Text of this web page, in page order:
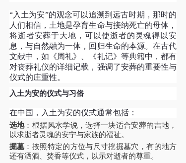
“入土为安”的观念可以追溯到远古时期，那时的
人们相信，土地是孕育生命与接纳死亡的母体，
将逝者安葬于大地，可以使逝者的灵魂得以安
息，与自然融为一体，回归生命的本源。在古代
文献中，如《周礼》、《礼记》等典籍中，都有
对丧葬礼仪的详细记载，强调了安葬的重要性与
仪式的庄重性。
入土为安的仪式与习俗
在中国，入土为安的仪式通常包括：
选地：根据风水学说，选择一块适合安葬的吉地，
以求逝者灵魂的安宁与家族的福祉。
掘墓 ：按照特定的方位与尺寸挖掘墓穴，有的地方
还有洒酒、焚香等仪式，以示对逝者的尊重。